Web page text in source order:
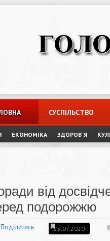
СУСПІЛЬСТВО
ЕКОНОМІКА ЗДОРОВ`Я
від
подорожжю
Поділитись 25.07.2020